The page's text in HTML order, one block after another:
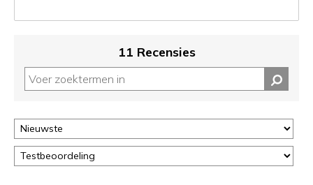
migratie
op
deze
page
of
11 Recensies